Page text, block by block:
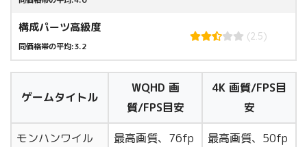
構成パーツ高級度
同価格帯の平均:3.2
(2.5)
ゲームタイトル
WQHD 画
質/FPS目安
4K 画質/FPS目
安
モンハンワイル
最高画質、76fp
最高画質、50fp